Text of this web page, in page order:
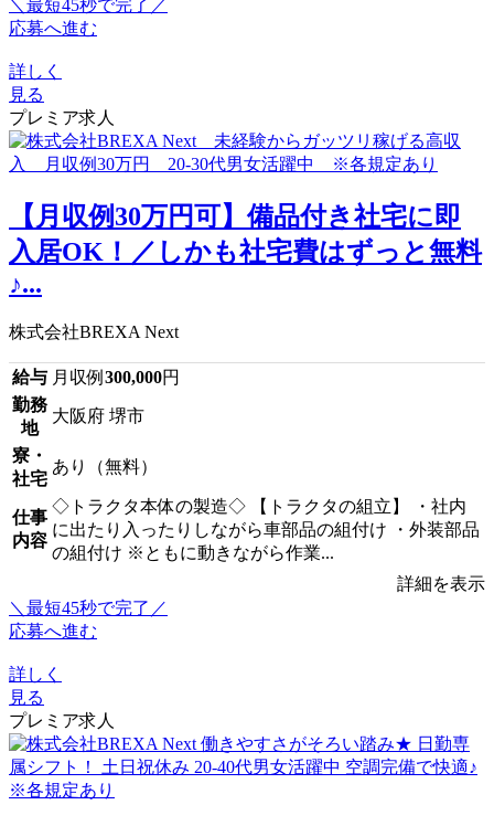
＼最短45秒で完了／
応募へ進む
詳しく
見る
プレミア求人
【月収例30万円可】備品付き社宅に即
入居OK！／しかも社宅費はずっと無料
♪...
株式会社BREXA Next
給与 月収例 300,000円
勤務
地
大阪府 堺市
寮・
社宅
あり（無料）
仕事
内容
◇トラクタ本体の製造◇ 【トラクタの組立】 ・社内
に出たり入ったりしながら車部品の組付け ・外装部品
の組付け ※ともに動きながら作業...
詳細を表示
＼最短45秒で完了／
応募へ進む
詳しく
見る
プレミア求人